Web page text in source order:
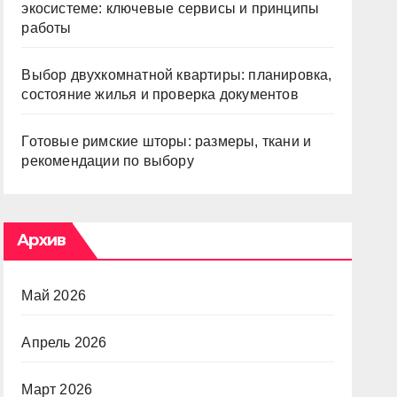
экосистеме: ключевые сервисы и принципы
работы
Выбор двухкомнатной квартиры: планировка,
состояние жилья и проверка документов
Готовые римские шторы: размеры, ткани и
рекомендации по выбору
Архив
Май 2026
Апрель 2026
Март 2026